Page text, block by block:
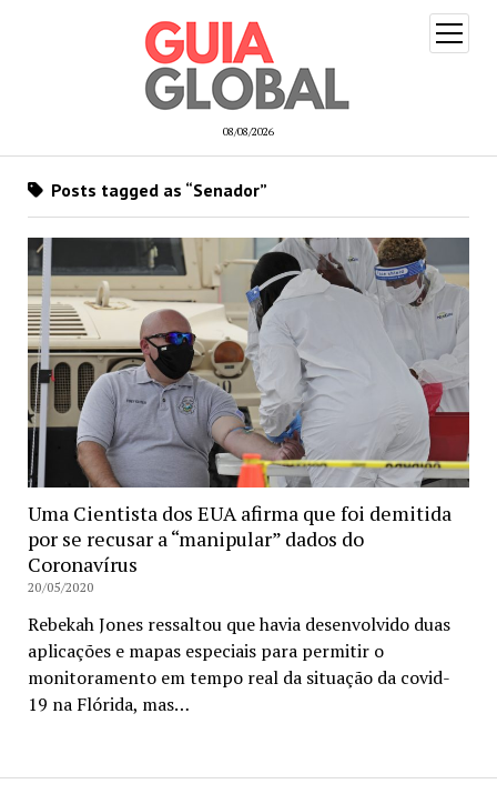
08/08/2026
open
menu
Posts tagged as “Senador”
Uma Cientista dos EUA afirma que foi demitida
por se recusar a “manipular” dados do
Coronavírus
20/05/2020
Rebekah Jones ressaltou que havia desenvolvido duas
aplicações e mapas especiais para permitir o
monitoramento em tempo real da situação da covid-
19 na Flórida, mas…